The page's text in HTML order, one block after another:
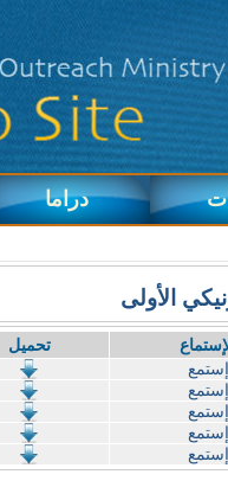
دراما
الأولى
تحميل
إستمع
إستمع
إستمع
إستمع
إستمع